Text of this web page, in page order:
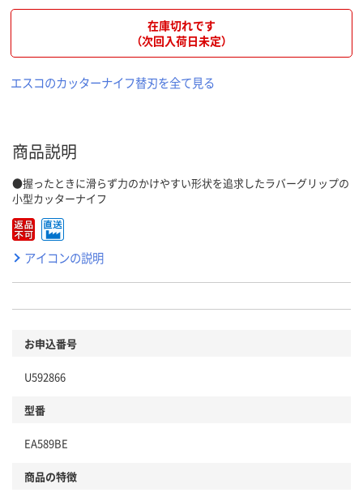
在庫切れです
（次回入荷日未定）
エスコのカッターナイフ替刃を全て見る
商品説明
●握ったときに滑らず力のかけやすい形状を追求したラバーグリップの
小型カッターナイフ
アイコンの説明
お申込番号
U592866
型番
EA589BE
商品の特徴